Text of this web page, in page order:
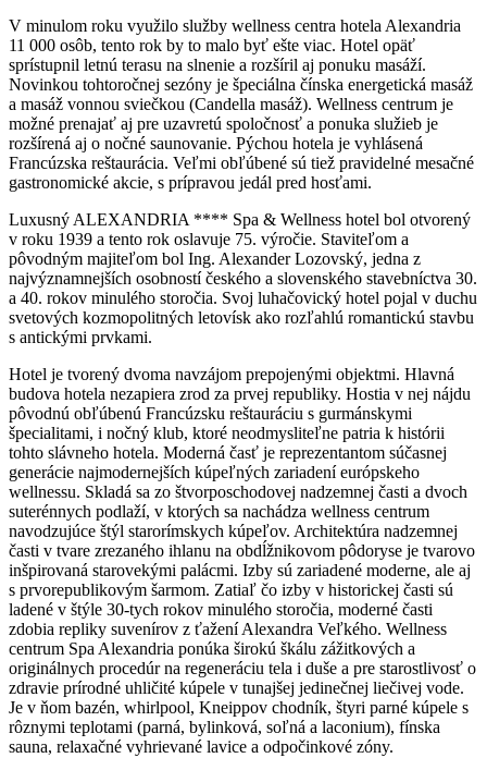
V minulom roku využilo služby wellness centra hotela Alexandria
11 000 osôb, tento rok by to malo byť ešte viac. Hotel opäť
sprístupnil letnú terasu na slnenie a rozšíril aj ponuku masáží.
Novinkou tohtoročnej sezóny je špeciálna čínska energetická masáž
a masáž vonnou sviečkou (Candella masáž). Wellness centrum je
možné prenajať aj pre uzavretú spoločnosť a ponuka služieb je
rozšírená aj o nočné saunovanie. Pýchou hotela je vyhlásená
Francúzska reštaurácia. Veľmi obľúbené sú tiež pravidelné mesačné
gastronomické akcie, s prípravou jedál pred hosťami.
Luxusný ALEXANDRIA **** Spa & Wellness hotel bol otvorený
v roku 1939 a tento rok oslavuje 75. výročie. Staviteľom a
pôvodným majiteľom bol Ing. Alexander Lozovský, jedna z
najvýznamnejších osobností českého a slovenského stavebníctva 30.
a 40. rokov minulého storočia. Svoj luhačovický hotel pojal v duchu
svetových kozmopolitných letovísk ako rozľahlú romantickú stavbu
s antickými prvkami.
Hotel je tvorený dvoma navzájom prepojenými objektmi. Hlavná
budova hotela nezapiera zrod za prvej republiky. Hostia v nej nájdu
pôvodnú obľúbenú Francúzsku reštauráciu s gurmánskymi
špecialitami, i nočný klub, ktoré neodmysliteľne patria k histórii
tohto slávneho hotela. Moderná časť je reprezentantom súčasnej
generácie najmodernejších kúpeľných zariadení európskeho
wellnessu. Skladá sa zo štvorposchodovej nadzemnej časti a dvoch
suterénnych podlaží, v ktorých sa nachádza wellness centrum
navodzujúce štýl starorímskych kúpeľov. Architektúra nadzemnej
časti v tvare zrezaného ihlanu na obdĺžnikovom pôdoryse je tvarovo
inšpirovaná starovekými palácmi. Izby sú zariadené moderne, ale aj
s prvorepublikovým šarmom. Zatiaľ čo izby v historickej časti sú
ladené v štýle 30-tych rokov minulého storočia, moderné časti
zdobia repliky suvenírov z ťažení Alexandra Veľkého. Wellness
centrum Spa Alexandria ponúka širokú škálu zážitkových a
originálnych procedúr na regeneráciu tela i duše a pre starostlivosť o
zdravie prírodné uhličité kúpele v tunajšej jedinečnej liečivej vode.
Je v ňom bazén, whirlpool, Kneippov chodník, štyri parné kúpele s
rôznymi teplotami (parná, bylinková, soľná a laconium), fínska
sauna, relaxačné vyhrievané lavice a odpočinkové zóny.